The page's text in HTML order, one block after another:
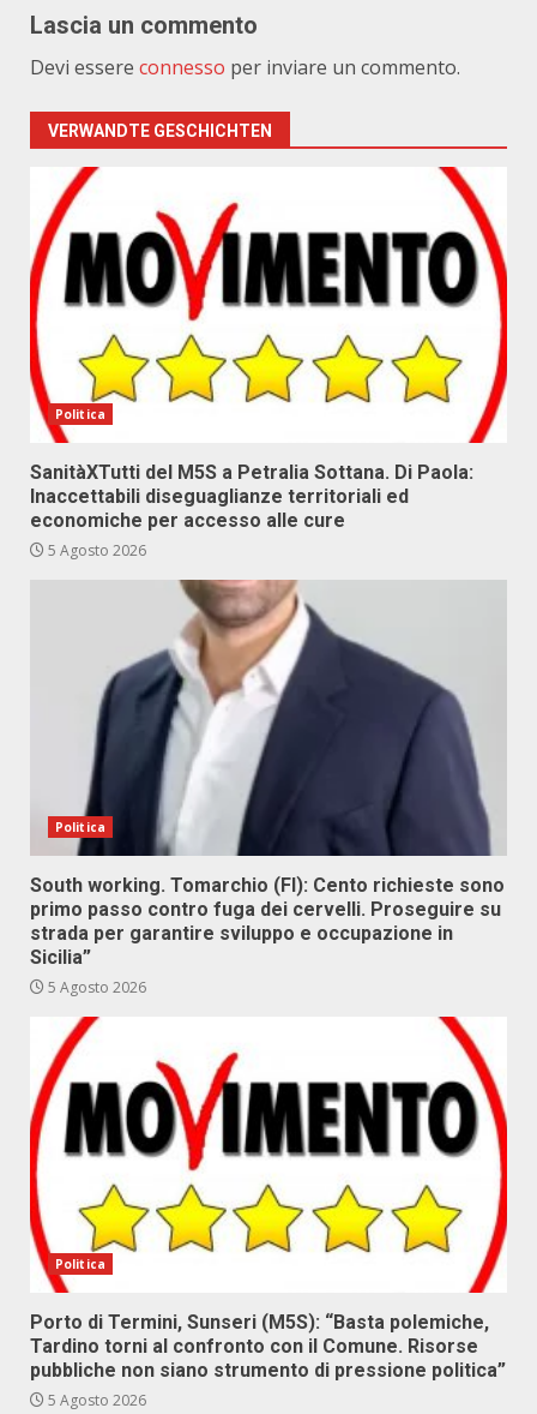
Lascia un commento
Devi essere connesso per inviare un commento.
VERWANDTE GESCHICHTEN
Politica
SanitàXTutti del M5S a Petralia Sottana. Di Paola:
Inaccettabili diseguaglianze territoriali ed
economiche per accesso alle cure
5 Agosto 2026
Politica
South working. Tomarchio (FI): Cento richieste sono
primo passo contro fuga dei cervelli. Proseguire su
strada per garantire sviluppo e occupazione in
Sicilia”
5 Agosto 2026
Politica
Porto di Termini, Sunseri (M5S): “Basta polemiche,
Tardino torni al confronto con il Comune. Risorse
pubbliche non siano strumento di pressione politica”
5 Agosto 2026